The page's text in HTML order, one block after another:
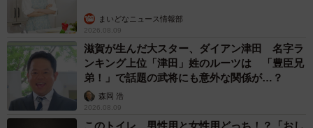
まいどなニュース情報部
2026.08.09
滋賀が生んだ大スター、ダイアン津田 名字ラ
ンキング上位「津田」姓のルーツは 「豊臣兄
弟！」で話題の武将にも意外な関係が…？
森岡 浩
2026.08.09